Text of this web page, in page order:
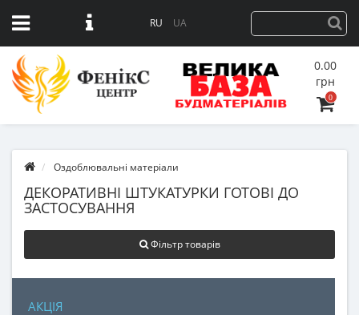
RU UA
0.00
грн
0
Оздоблювальні матеріали
ДЕКОРАТИВНІ ШТУКАТУРКИ ГОТОВІ ДО
ЗАСТОСУВАННЯ
Фільтр товарів
АКЦІЯ